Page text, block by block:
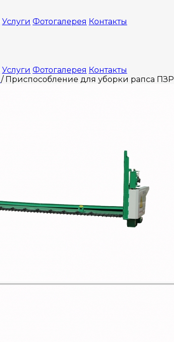
Услуги Фотогалерея Контакты
Услуги Фотогалерея Контакты
/ Приспособление для уборки рапса ПЗР